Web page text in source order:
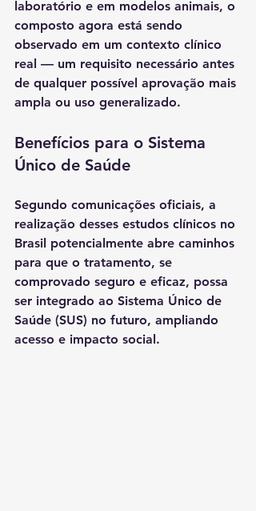
laboratório e em modelos animais, o
composto agora está sendo
observado em um contexto clínico
real — um requisito necessário antes
de qualquer possível aprovação mais
ampla ou uso generalizado.
Benefícios para o Sistema
Único de Saúde
Segundo comunicações oficiais, a
realização desses estudos clínicos no
Brasil potencialmente abre caminhos
para que o tratamento, se
comprovado seguro e eficaz, possa
ser integrado ao Sistema Único de
Saúde (SUS) no futuro, ampliando
acesso e impacto social.